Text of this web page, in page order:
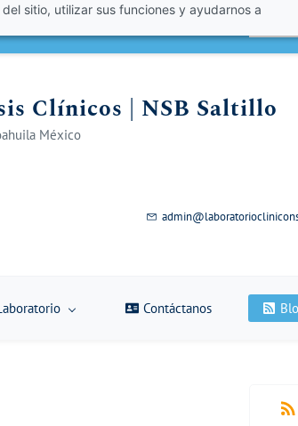
sitio, utilizar sus funciones y ayudarnos a
Clínicos | NSB Saltillo
México
Contáctanos
con el código VERANO 2026!